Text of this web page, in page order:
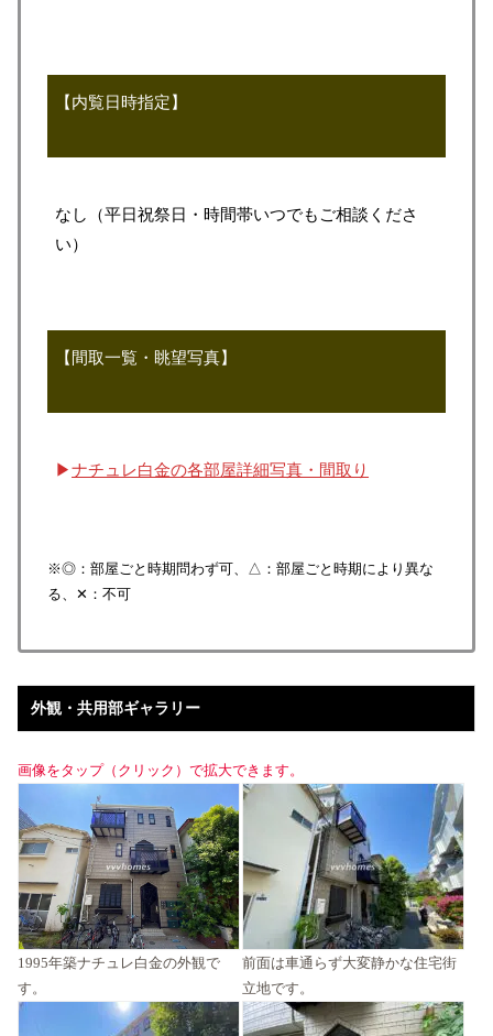
【内覧日時指定】
なし（平日祝祭日・時間帯いつでもご相談くださ
い）
【間取一覧・眺望写真】
▶ナチュレ白金の各部屋詳細写真・間取り
※◎：部屋ごと時期問わず可、△：部屋ごと時期により異な
る、✕：不可
外観・共用部ギャラリー
画像をタップ（クリック）で拡大できます。
1995年築ナチュレ白金の外観で
す。
前面は車通らず大変静かな住宅街
立地です。